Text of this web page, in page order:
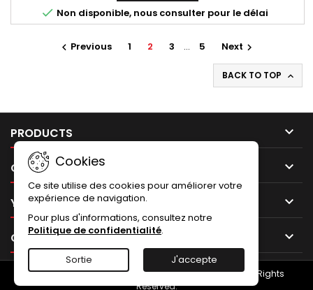
 Non disponible, nous consulter pour le délai
 Previous 1 2 3 … 5 Next 
BACK TO TOP 
PRODUCTS 
OUR COMPANY 
YOUR ACCOUNT 
CONTACT 
Cookies
Ce site utilise des cookies pour améliorer votre
expérience de navigation.
Pour plus d'informations, consultez notre
Politique de confidentialité.
Sortie J'accepte
© Copyright 2026 NUMERO UNO - Termignoni.store. All Rights
Reserved.